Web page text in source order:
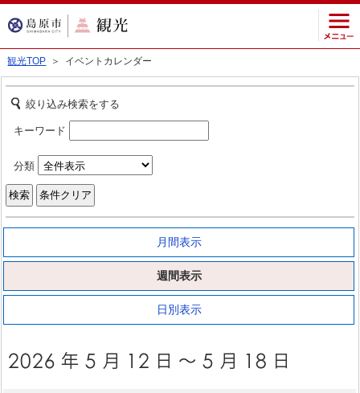
観光TOP ＞ イベントカレンダー
絞り込み検索をする
キーワード
分類
月間表示
週間表示
日別表示